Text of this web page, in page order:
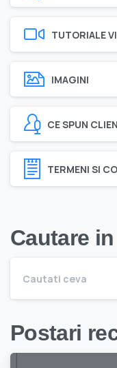
TUTORIALE
IMAGINI
CE SPUN
TERMENI SI
Cautare
Postari